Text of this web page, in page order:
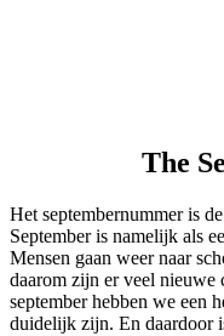
The
Het septembernummer is
September is namelijk als
Mensen gaan weer naar
daarom zijn er veel nieuwe
september hebben we een
duidelijk zijn. En daardoor